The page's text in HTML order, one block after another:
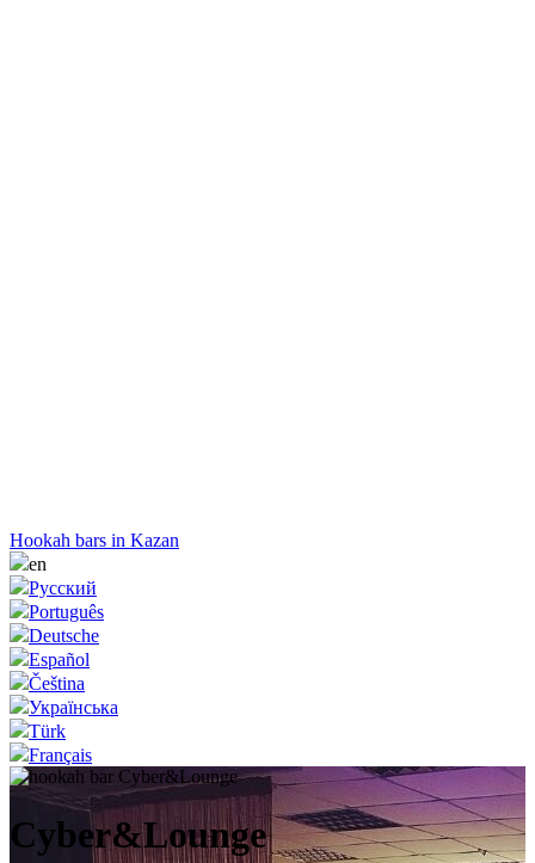
Hookah bars in Kazan
en
Русский
Português
Deutsche
Español
Čeština
Українська
Türk
Français
Cyber&Lounge